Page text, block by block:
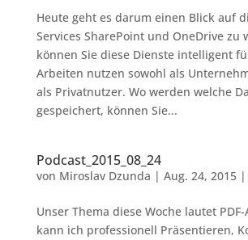
Heute geht es darum einen Blick auf
Services SharePoint und OneDrive zu
können Sie diese Dienste intelligent
Arbeiten nutzen sowohl als
als Privatnutzer. Wo werden welche
gespeichert, können Sie...
Podcast_2015_08_24
von Miroslav Dzunda | Aug. 24, 2015|
Unser Thema diese Woche lautet
kann ich professionell Präsentieren,